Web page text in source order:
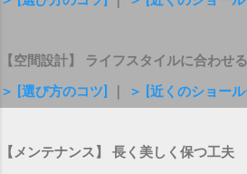
【空間設計】 ライフスタイルに合わせる
＞ [選び方のコツ]
＞ [近くのショー
【メンテナンス】 長く美しく保つ工夫